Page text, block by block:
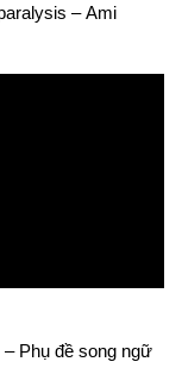
– Ami
– Phụ đề song ngữ